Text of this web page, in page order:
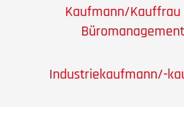
Kaufmann/
Büromanagement
Indus­­trie­­kauf­­mann/-